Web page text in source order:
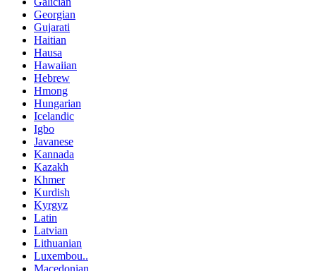
Georgian
Gujarati
Haitian
Hausa
Hawaiian
Hebrew
Hmong
Hungarian
Icelandic
Igbo
Javanese
Kannada
Kazakh
Khmer
Kurdish
Kyrgyz
Latin
Latvian
Lithuanian
Luxembou..